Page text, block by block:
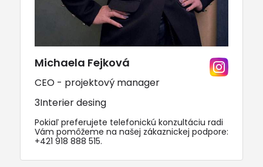
Michaela Fejková
CEO - projektový manager
3Interier desing
Pokiaľ preferujete telefonickú konzultáciu radi
Vám pomôžeme na našej zákaznickej podpore:
+421 918 888 515.